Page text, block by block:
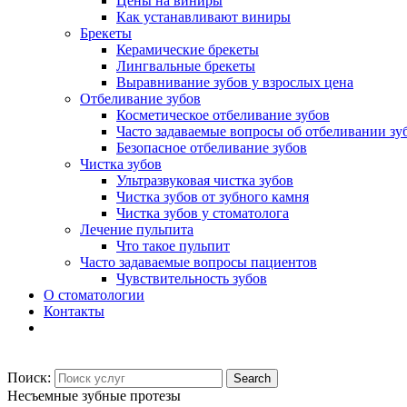
Как устанавливают виниры
Брекеты
Керамические брекеты
Лингвальные брекеты
Выравнивание зубов у взрослых цена
Отбеливание зубов
Косметическое отбеливание зубов
Часто задаваемые вопросы об отбеливании
Безопасное отбеливание зубов
Чистка зубов
Ультразвуковая чистка зубов
Чистка зубов от зубного камня
Чистка зубов у стоматолога
Лечение пульпита
Что такое пульпит
Часто задаваемые вопросы пациентов
Чувствительность зубов
О стоматологии
Контакты
Поиск:
Несъемные зубные протезы